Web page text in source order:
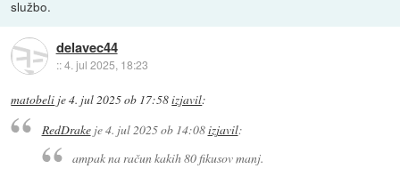
službo.
delavec44
::4. jul 2025, 18:23
matobeli je4. jul 2025 ob 17:58izjavil:
RedDrakeje4. jul 2025 ob 14:08izjavil:
ampak na račun kakih 80 fikusov manj.